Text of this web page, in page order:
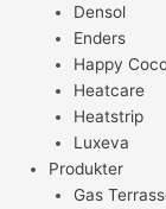
Densol
Enders
Happy
Heatcare
Heatstrip
Luxeva
Produkter
Gas